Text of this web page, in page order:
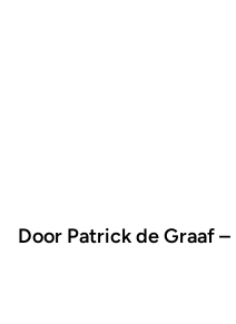
Door Patrick de Graaf –